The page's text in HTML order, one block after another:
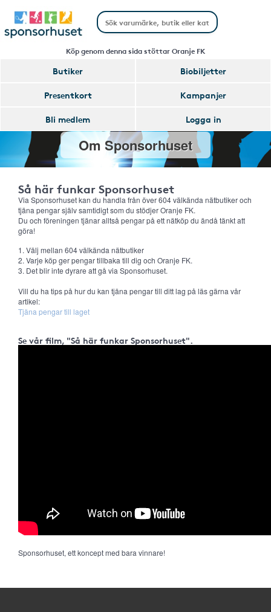
Köp genom denna sida stöttar Oranje FK
Butiker
Biobiljetter
Presentkort
Kampanjer
Bli medlem
Logga in
Om Sponsorhuset
Så här funkar Sponsorhuset
Via Sponsorhuset kan du handla från över 604 välkända nätbutiker och
tjäna pengar själv samtidigt som du stödjer Oranje FK.
Du och föreningen tjänar alltså pengar på ett nätköp du ändå tänkt att
göra!
1. Välj mellan 604 välkända nätbutiker
2. Varje köp ger pengar tillbaka till dig och Oranje FK.
3. Det blir inte dyrare att gå via Sponsorhuset.
Vill du ha tips på hur du kan tjäna pengar till ditt lag på läs gärna vår
artikel:
Tjäna pengar till laget
Se vår film, "Så här funkar Sponsorhuset".
Sponsorhuset, ett koncept med bara vinnare!